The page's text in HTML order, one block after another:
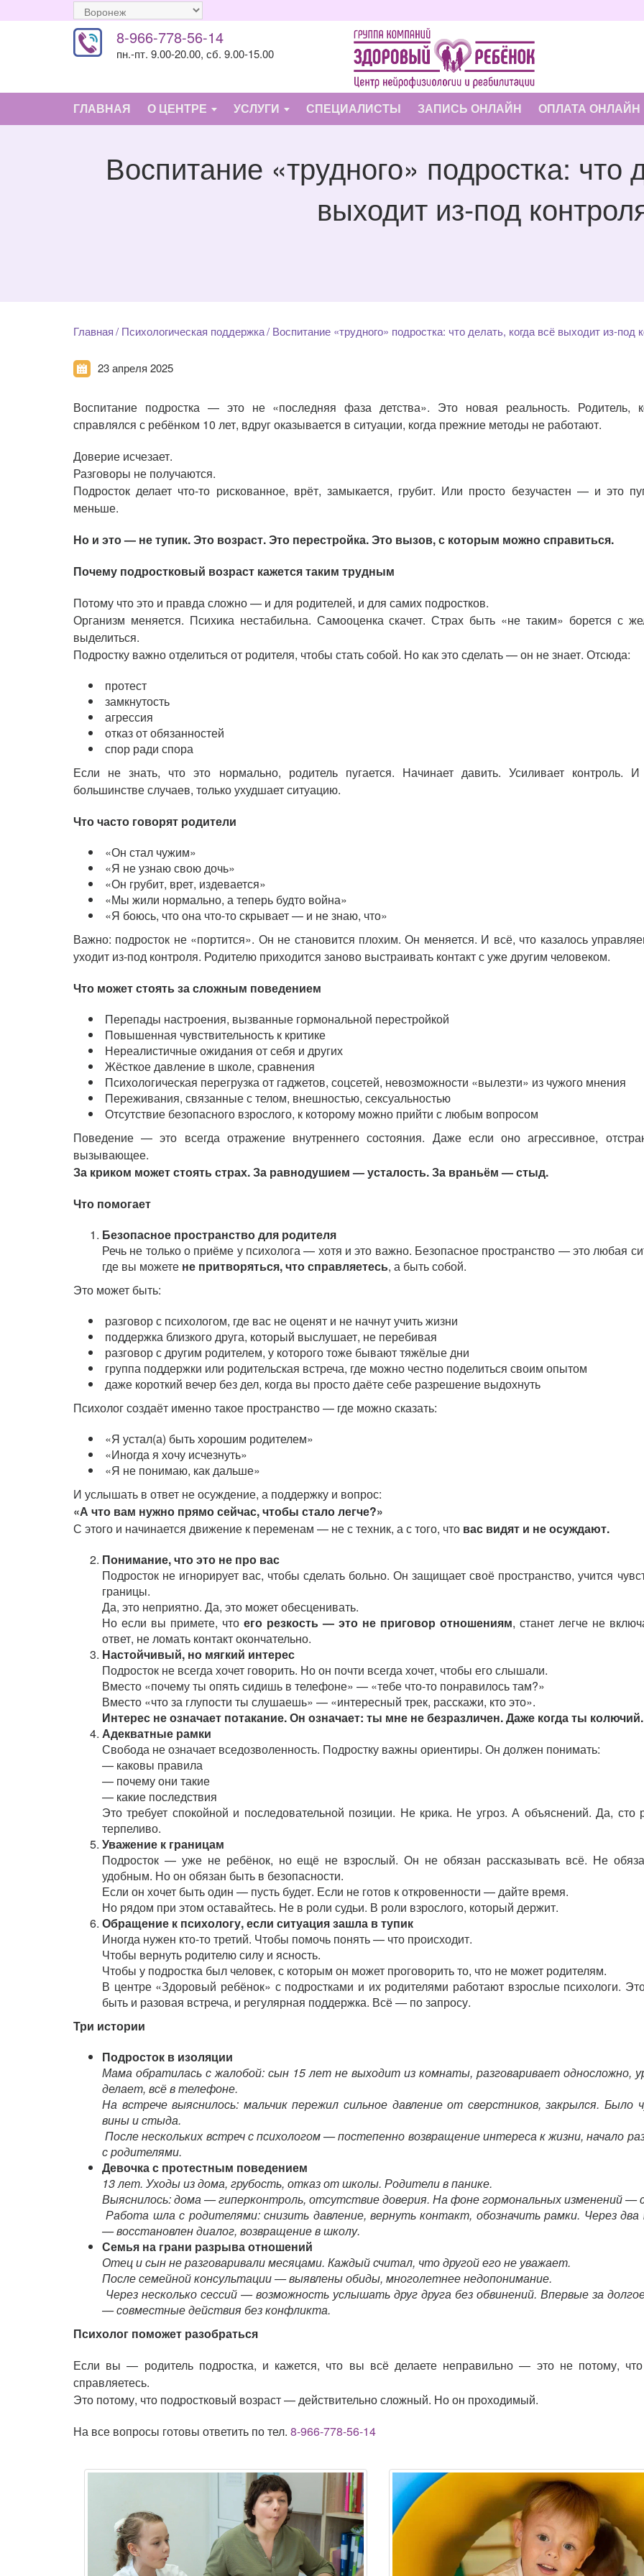
8-966-778-56-14
пн.-пт. 9.00-20.00, сб. 9.00-15.00
ГЛАВНАЯ О ЦЕНТРЕ УСЛУГИ СПЕЦИАЛИСТЫ ЗАПИСЬ ОНЛАЙН ОПЛАТА ОНЛАЙН
Воспитание «трудного» подростка: что
выходит из-под
Главная Психологическая поддержка Воспитание «трудного» подростка: что делать, когда всё выходит из-под
23 апреля 2025
Воспитание подростка — это не «последняя фаза детства». Это новая реальность. Родитель,
справлялся с ребёнком 10 лет, вдруг оказывается в ситуации, когда прежние методы не работают.
Доверие исчезает.
Разговоры не получаются.
Подросток делает что-то рискованное, врёт, замыкается, грубит. Или просто безучастен — и это
меньше.
Но и это — не тупик. Это возраст. Это перестройка. Это вызов, с которым можно справиться.
Почему подростковый возраст кажется таким трудным
Потому что это и правда сложно — и для родителей, и для самих подростков.
Организм меняется. Психика нестабильна. Самооценка скачет. Страх быть «не таким» борется с
выделиться.
Подростку важно отделиться от родителя, чтобы стать собой. Но как это сделать — он не знает. Отсюда:
протест
замкнутость
агрессия
отказ от обязанностей
спор ради спора
Если не знать, что это нормально, родитель пугается. Начинает давить. Усиливает контроль.
большинстве случаев, только ухудшает ситуацию.
Что часто говорят родители
«Он стал чужим»
«Я не узнаю свою дочь»
«Он грубит, врет, издевается»
«Мы жили нормально, а теперь будто война»
«Я боюсь, что она что-то скрывает — и не знаю, что»
Важно: подросток не «портится». Он не становится плохим. Он меняется. И всё, что казалось
уходит из-под контроля. Родителю приходится заново выстраивать контакт с уже другим человеком.
Что может стоять за сложным поведением
Перепады настроения, вызванные гормональной перестройкой
Повышенная чувствительность к критике
Нереалистичные ожидания от себя и других
Жёсткое давление в школе, сравнения
Психологическая перегрузка от гаджетов, соцсетей, невозможности «вылезти» из чужого мнения
Переживания, связанные с телом, внешностью, сексуальностью
Отсутствие безопасного взрослого, к которому можно прийти с любым вопросом
Поведение — это всегда отражение внутреннего состояния. Даже если оно агрессивное,
вызывающее.
За криком может стоять страх. За равнодушием — усталость. За враньём — стыд.
Что помогает
Безопасное пространство для родителя
Речь не только о приёме у психолога — хотя и это важно. Безопасное пространство — это любая
где вы можете не притворяться, что справляетесь, а быть собой.
Это может быть:
разговор с психологом, где вас не оценят и не начнут учить жизни
поддержка близкого друга, который выслушает, не перебивая
разговор с другим родителем, у которого тоже бывают тяжёлые дни
группа поддержки или родительская встреча, где можно честно поделиться своим опытом
даже короткий вечер без дел, когда вы просто даёте себе разрешение выдохнуть
Психолог создаёт именно такое пространство — где можно сказать:
«Я устал(а) быть хорошим родителем»
«Иногда я хочу исчезнуть»
«Я не понимаю, как дальше»
И услышать в ответ не осуждение, а поддержку и вопрос:
«А что вам нужно прямо сейчас, чтобы стало легче?»
С этого и начинается движение к переменам — не с техник, а с того, что вас видят и не осуждают.
Понимание, что это не про вас
Подросток не игнорирует вас, чтобы сделать больно. Он защищает своё пространство, учится
границы.
Да, это неприятно. Да, это может обесценивать.
Но если вы примете, чтоего резкость — это не приговор отношениям, станет легче не
ответ, не ломать контакт окончательно.
Настойчивый, но мягкий интерес
Подросток не всегда хочет говорить. Но он почти всегда хочет, чтобы его слышали.
Вместо «почему ты опять сидишь в телефоне» — «тебе что-то понравилось там?»
Вместо «что за глупости ты слушаешь» — «интересный трек, расскажи, кто это».
Интерес не означает потакание. Он означает: ты мне не безразличен. Даже когда ты колючий.
Адекватные рамки
Свобода не означает вседозволенность. Подростку важны ориентиры. Он должен понимать:
— каковы правила
— почему они такие
— какие последствия
Это требует спокойной и последовательной позиции. Не крика. Не угроз. А объяснений. Да, сто
терпеливо.
Уважение к границам
Подросток — уже не ребёнок, но ещё не взрослый. Он не обязан рассказывать всё. Не
удобным. Но он обязан быть в безопасности.
Если он хочет быть один — пусть будет. Если не готов к откровенности — дайте время.
Но рядом при этом оставайтесь. Не в роли судьи. В роли взрослого, который держит.
Обращение к психологу, если ситуация зашла в тупик
Иногда нужен кто-то третий. Чтобы помочь понять — что происходит.
Чтобы вернуть родителю силу и ясность.
Чтобы у подростка был человек, с которым он может проговорить то, что не может родителям.
В центре «Здоровый ребёнок» с подростками и их родителями работают взрослые психологи.
быть и разовая встреча, и регулярная поддержка. Всё — по запросу.
Три истории
Подросток в изоляции
Мама обратилась с жалобой: сын 15 лет не выходит из комнаты, разговаривает односложно,
делает, всё в телефоне.
На встрече выяснилось: мальчик пережил сильное давление от сверстников, закрылся. Было
вины и стыда.
После нескольких встреч с психологом — постепенно возвращение интереса к жизни, начало
с родителями.
Девочка с протестным поведением
13 лет. Уходы из дома, грубость, отказ от школы. Родители в панике.
Выяснилось: дома — гиперконтроль, отсутствие доверия. На фоне гормональных изменений —
Работа шла с родителями: снизить давление, вернуть контакт, обозначить рамки. Через два
— восстановлен диалог, возвращение в школу.
Семья на грани разрыва отношений
Отец и сын не разговаривали месяцами. Каждый считал, что другой его не уважает.
После семейной консультации — выявлены обиды, многолетнее недопонимание.
Через несколько сессий — возможность услышать друг друга без обвинений. Впервые за
— совместные действия без конфликта.
Психолог поможет разобраться
Если вы — родитель подростка, и кажется, что вы всё делаете неправильно — это не потому,
справляетесь.
Это потому, что подростковый возраст — действительно сложный. Но он проходимый.
На все вопросы готовы ответить по тел. 8-966-778-56-14